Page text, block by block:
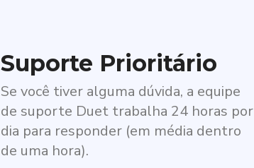
Suporte Prioritário
Se você tiver alguma dúvida, a equipe
de suporte Duet trabalha 24 horas por
dia para responder (em média dentro
de uma hora).